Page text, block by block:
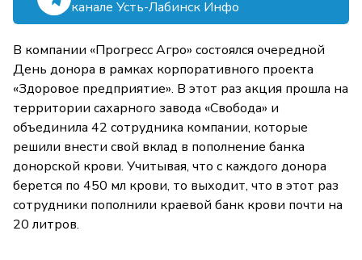
канале Усть-Лабинск Инфо
В компании «Прогресс Агро» состоялся очередной
День донора в рамках корпоративного проекта
«Здоровое предприятие». В этот раз акция прошла на
территории сахарного завода «Свобода» и
объединила 42 сотрудника компании, которые
решили внести свой вклад в пополнение банка
донорской крови. Учитывая, что с каждого донора
берется по 450 мл крови, то выходит, что в этот раз
сотрудники пополнили краевой банк крови почти на
20 литров.